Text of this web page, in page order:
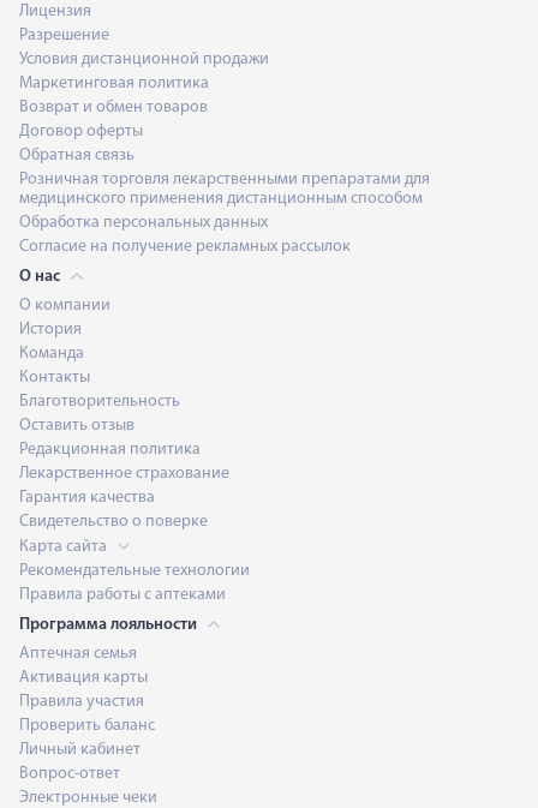
Лицензия
Разрешение
Условия дистанционной продажи
Маркетинговая политика
Возврат и обмен товаров
Договор оферты
Обратная связь
Розничная торговля лекарственными препаратами для
медицинского применения дистанционным способом
Обработка персональных данных
Согласие на получение рекламных рассылок
О нас
О компании
История
Команда
Контакты
Благотворительность
Оставить отзыв
Редакционная политика
Лекарственное страхование
Гарантия качества
Свидетельство о поверке
Карта сайта
Рекомендательные технологии
Правила работы с аптеками
Программа лояльности
Аптечная семья
Активация карты
Правила участия
Проверить баланс
Личный кабинет
Вопрос-ответ
Электронные чеки